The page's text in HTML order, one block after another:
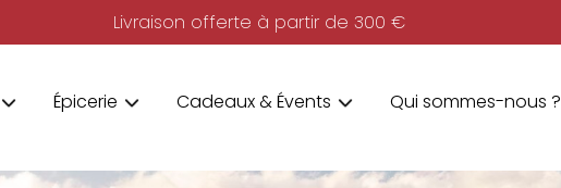
Livraison offerte à partir de 300 €
Épicerie Cadeaux & Évents Qui sommes-nous ?